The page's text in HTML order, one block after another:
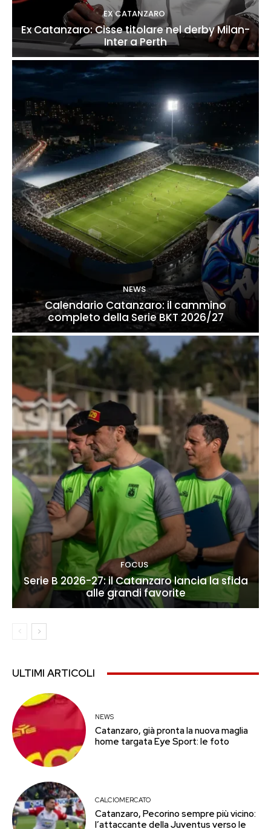
EX CATANZARO
Ex Catanzaro: Cisse titolare nel derby Milan-
Inter a Perth
NEWS
Calendario Catanzaro: il cammino
completo della Serie BKT 2026/27
FOCUS
Serie B 2026-27: il Catanzaro lancia la sfida
alle grandi favorite
ULTIMI ARTICOLI
NEWS
Catanzaro, già pronta la nuova maglia
home targata Eye Sport: le foto
CALCIOMERCATO
Catanzaro, Pecorino sempre più vicino:
l’attaccante della Juventus verso le